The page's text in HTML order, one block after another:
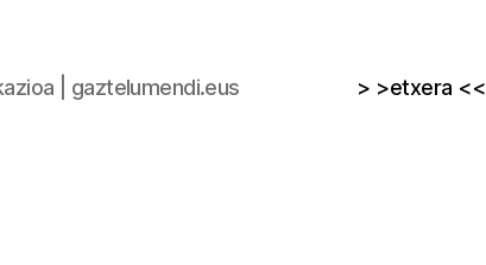
| gaztelumendi.eus > >etxera <<